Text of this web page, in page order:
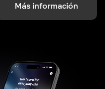
Más información